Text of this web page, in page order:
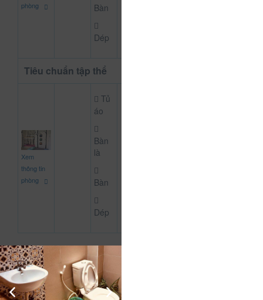
phòng
Bàn
Dép
Tiêu chuẩn tập thể
Xem
thông tin
phòng
Tủ
áo
Bàn
là
Bàn
Dép
Thông Tin Chi Tiết Của CSLT Dalat Lemongrass